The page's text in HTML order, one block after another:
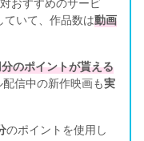
ていて、作品数は動画
のポイントが貰える
信中の新作映画も実
のポイントを使用し